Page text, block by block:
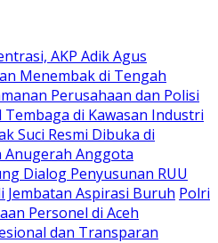
AKP Adik Agus
Menembak di Tengah
Perusahaan dan Polisi
di Kawasan Industri
Suci Resmi Dibuka di
Anugerah Anggota
Dialog Penyusunan RUU
Jembatan Aspirasi Buruh Polri
Personel di Aceh
dan Transparan